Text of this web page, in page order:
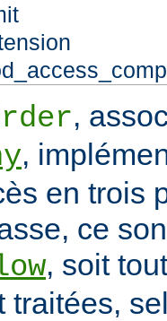
,
,
en trois
ce
, soit
traitées,